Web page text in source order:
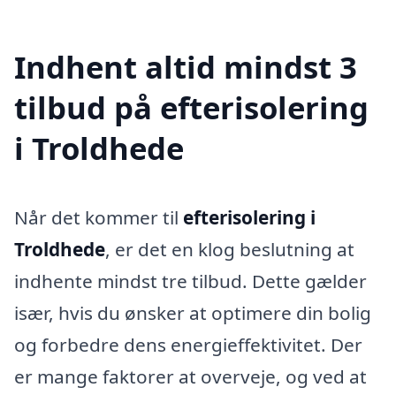
Indhent altid mindst 3
tilbud på efterisolering
i Troldhede
Når det kommer til efterisolering i
Troldhede, er det en klog beslutning at
indhente mindst tre tilbud. Dette gælder
især, hvis du ønsker at optimere din bolig
og forbedre dens energieffektivitet. Der
er mange faktorer at overveje, og ved at